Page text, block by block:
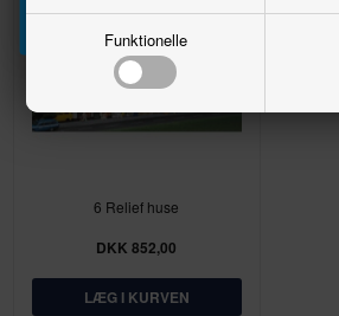
Funktionelle
6 Relief huse
DKK 852,00